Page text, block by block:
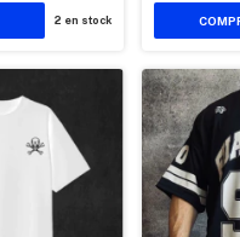
2 en stock